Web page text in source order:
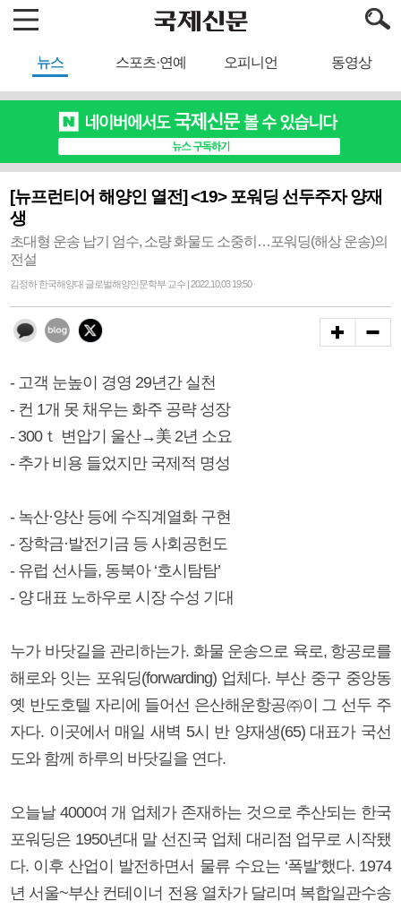
뉴스 스포츠·연예 오피니언 동영상
[뉴프런티어 해양인 열전] <19> 포워딩 선두주자 양재
생
초대형 운송 납기 엄수, 소량 화물도 소중히…포워딩(해상 운송)의
전설
김정하 한국해양대 글로벌해양인문학부 교수 | 2022.10.03 19:50
- 고객 눈높이 경영 29년간 실천
- 컨 1개 못 채우는 화주 공략 성장
- 300ｔ 변압기 울산→美 2년 소요
- 추가 비용 들었지만 국제적 명성
- 녹산·양산 등에 수직계열화 구현
- 장학금·발전기금 등 사회공헌도
- 유럽 선사들, 동북아 ‘호시탐탐’
- 양 대표 노하우로 시장 수성 기대
누가 바닷길을 관리하는가. 화물 운송으로 육로, 항공로를
해로와 잇는 포워딩(forwarding) 업체다. 부산 중구 중앙동
옛 반도호텔 자리에 들어선 은산해운항공㈜이 그 선두 주
자다. 이곳에서 매일 새벽 5시 반 양재생(65) 대표가 국선
도와 함께 하루의 바닷길을 연다.
오늘날 4000여 개 업체가 존재하는 것으로 추산되는 한국
포워딩은 1950년대 말 선진국 업체 대리점 업무로 시작됐
다. 이후 산업이 발전하면서 물류 수요는 ‘폭발’했다. 1974
년 서울~부산 컨테이너 전용 열차가 달리며 복합일관수송